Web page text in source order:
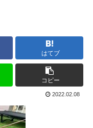
はてブ
コピー
2022.02.08